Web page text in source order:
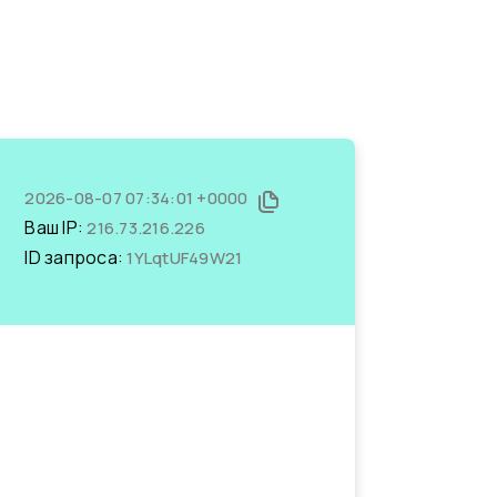
2026-08-07 07:34:01 +0000
Ваш IP:216.73.216.226
ID запроса:1YLqtUF49W21